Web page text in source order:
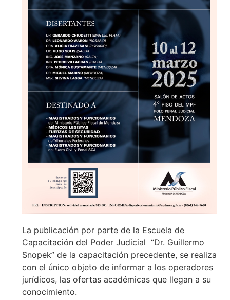
La publicación por parte de la Escuela de
Capacitación del Poder Judicial “Dr. Guillermo
Snopek” de la capacitación precedente, se realiza
con el único objeto de informar a los operadores
jurídicos, las ofertas académicas que llegan a su
conocimiento.